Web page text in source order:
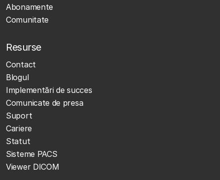
Abonamente
Comunitate
Resurse
Contact
Blogul
Implementări de succes
Comunicate de presa
Suport
Cariere
Statut
Sisteme PACS
Viewer DICOM